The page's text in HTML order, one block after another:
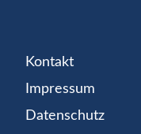
Kontakt
Impressum
Datenschutz